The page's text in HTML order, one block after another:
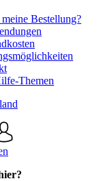
Bestellung?
Themen